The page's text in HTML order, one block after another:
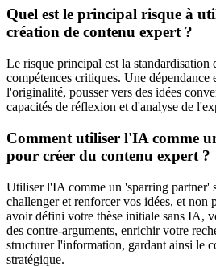
Quel est le principal risque à
création de contenu expert ?
Le risque principal est la standardisation
compétences critiques. Une
l'originalité, pousser vers des idées
capacités de réflexion et d'analyse de
Comment utiliser l'IA comme
pour créer du contenu expert ?
Utiliser l'IA comme un 'sparring partner'
challenger et renforcer vos idées, et non
avoir défini votre thèse initiale sans IA,
des contre-arguments, enrichir votre
structurer l'information, gardant ainsi le
stratégique.